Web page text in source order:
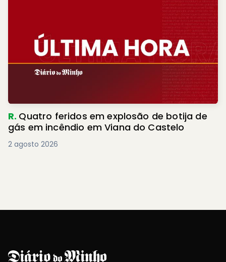
R. Quatro feridos em explosão de botija de
gás em incêndio em Viana do Castelo
2 agosto 2026